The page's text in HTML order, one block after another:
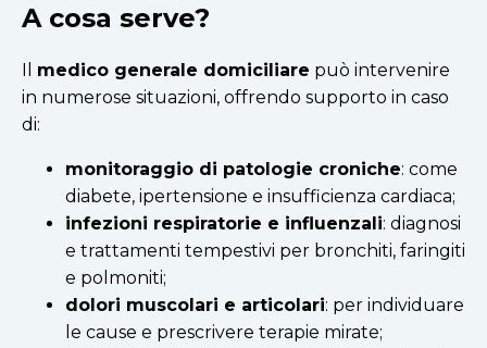
A cosa serve?
Il medico generale domiciliare può intervenire
in numerose situazioni, offrendo supporto in caso
di:
monitoraggio di patologie croniche: come
diabete, ipertensione e insufficienza cardiaca;
infezioni respiratorie e influenzali: diagnosi
e trattamenti tempestivi per bronchiti, faringiti
e polmoniti;
dolori muscolari e articolari: per individuare
le cause e prescrivere terapie mirate;